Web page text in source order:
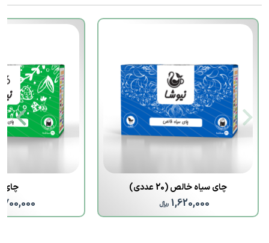
چای سیاه خالص (20 عددی)
1,620,000 ﷼
چای